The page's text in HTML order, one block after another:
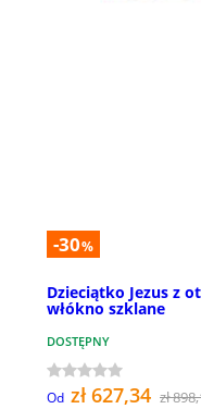
-30%
Dzieciątko Jezus z
włókno szklane
DOSTĘPNY
Od zł 627,34 zł